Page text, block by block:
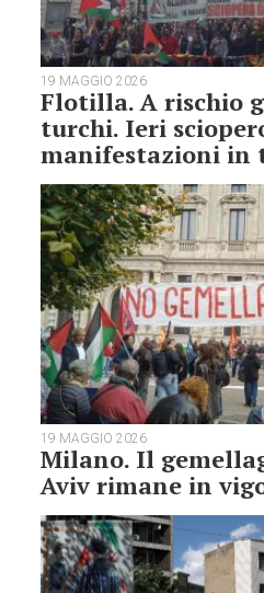
19 MAGGIO 2026
Flotilla. A rischio
turchi. Ieri
manifestazioni
19 MAGGIO 2026
Milano. Il
Aviv rimane in